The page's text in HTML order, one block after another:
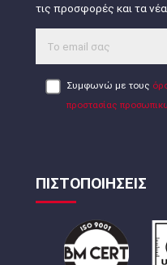
τις προσφορές και τα
Συμφωνώ με τους
προστασίας
ΠΙΣΤΟΠΟΙΗΣΕΙΣ